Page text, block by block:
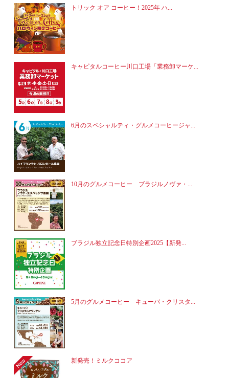
トリック オア コーヒー！2025年 ハ...
キャピタルコーヒー川口工場「業務卸マーケ...
6月のスペシャルティ・グルメコーヒージャ...
10月のグルメコーヒー ブラジルノヴァ・...
ブラジル独立記念日特別企画2025【新発...
5月のグルメコーヒー キューバ・クリスタ...
新発売！ミルクココア